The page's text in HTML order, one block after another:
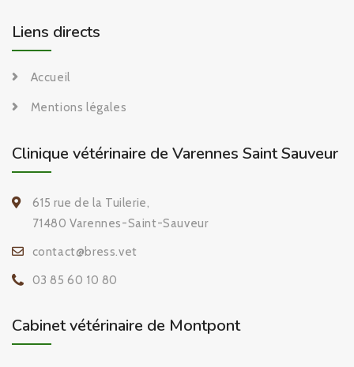
Liens directs
Accueil
Mentions légales
Clinique vétérinaire de Varennes Saint Sauveur
615 rue de la Tuilerie,
71480 Varennes-Saint-Sauveur
contact@bress.vet
03 85 60 10 80
Cabinet vétérinaire de Montpont